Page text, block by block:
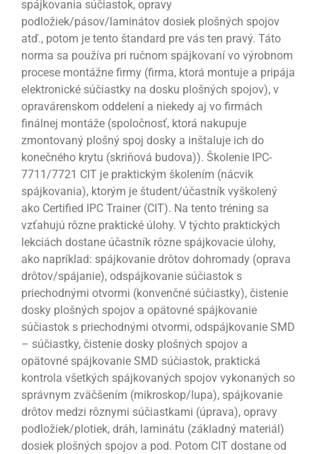
spájkovania súčiastok, opravy
podložiek/pásov/laminátov dosiek plošných spojov
atď., potom je tento štandard pre vás ten pravý. Táto
norma sa používa pri ručnom spájkovaní vo výrobnom
procese montážne firmy (firma, ktorá montuje a pripája
elektronické súčiastky na dosku plošných spojov), v
opravárenskom oddelení a niekedy aj vo firmách
finálnej montáže (spoločnosť, ktorá nakupuje
zmontovaný plošný spoj dosky a inštaluje ich do
konečného krytu (skriňová budova)). Školenie IPC-
7711/7721 CIT je praktickým školením (nácvik
spájkovania), ktorým je študent/účastník vyškolený
ako Certified IPC Trainer (CIT). Na tento tréning sa
vzťahujú rôzne praktické úlohy. V týchto praktických
lekciách dostane účastník rôzne spájkovacie úlohy,
ako napríklad: spájkovanie drôtov dohromady (oprava
drôtov/spájanie), odspájkovanie súčiastok s
priechodnými otvormi (konvenčné súčiastky), čistenie
dosky plošných spojov a opätovné spájkovanie
súčiastok s priechodnými otvormi, odspájkovanie SMD
– súčiastky, čistenie dosky plošných spojov a
opätovné spájkovanie SMD súčiastok, praktická
kontrola všetkých spájkovaných spojov vykonaných so
správnym zväčšením (mikroskop/lupa), spájkovanie
drôtov medzi rôznymi súčiastkami (úprava), opravy
podložiek/plotiek, dráh, laminátu (základný materiál)
dosiek plošných spojov a pod. Potom CIT dostane od